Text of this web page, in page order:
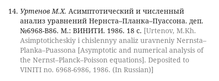
Уртенов М.Х. Асимптотический и численный
анализ уравнений Нернста–Планка–Пуассона. деп.
№6968-В86. М.: ВИНИТИ. 1986. 18 с. [Urtenov, M.Kh.
Asimptoticheskiy i chislennyy analiz uravneniy Nernsta–
Planka–Puassona [Asymptotic and numerical analysis of
the Nernst–Planck–Poisson equations]. Deposited to
VINITI no. 6968-6986, 1986. (In Russian)]